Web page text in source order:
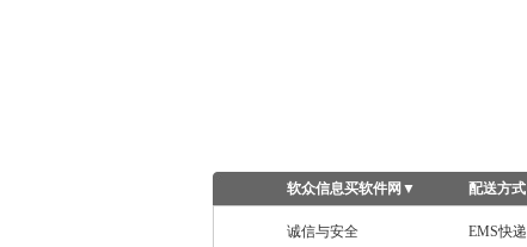
软众信息买软件网 ▼ 配送方式
诚信与安全 EMS快递